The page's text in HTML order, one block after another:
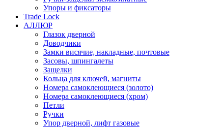
Упоры и фиксаторы
Trade Lock
АЛЛЮР
Глазок дверной
Доводчики
Замки висячие, накладные, почтовые
Засовы, шпингалеты
Защелки
Кольца для ключей, магниты
Номера самоклеющиеся (золото)
Номера самоклеющиеся (хром)
Петли
Ручки
Упор дверной, лифт газовые